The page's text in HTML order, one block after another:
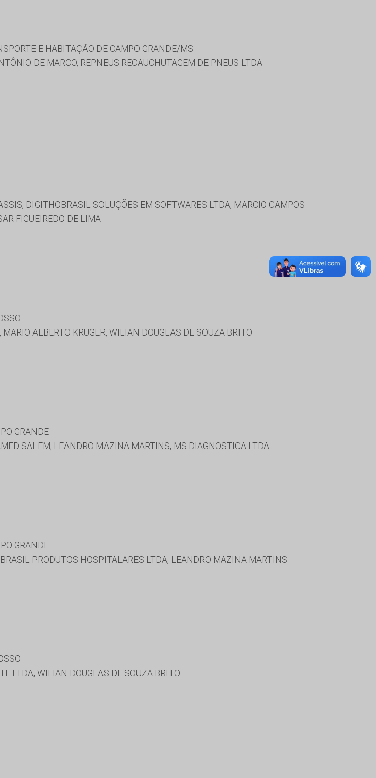
E HABITAÇÃO DE CAMPO GRANDE/MS
DE MARCO, REPNEUS RECAUCHUTAGEM DE PNEUS LTDA
DIGITHOBRASIL SOLUÇÕES EM SOFTWARES LTDA, MARCIO CAMPOS
FIGUEIREDO DE LIMA
ALBERTO KRUGER, WILIAN DOUGLAS DE SOUZA BRITO
GRANDE
SALEM, LEANDRO MAZINA MARTINS, MS DIAGNOSTICA LTDA
GRANDE
PRODUTOS HOSPITALARES LTDA, LEANDRO MAZINA MARTINS
LTDA, WILIAN DOUGLAS DE SOUZA BRITO